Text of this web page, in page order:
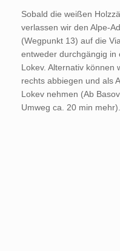
Sobald die weißen
verlassen wir den Alpe-
(Wegpunkt 13) auf die
entweder durchgängig in
Lokev. Alternativ können
rechts abbiegen und als
Lokev nehmen (Ab
Umweg ca. 20 min mehr).